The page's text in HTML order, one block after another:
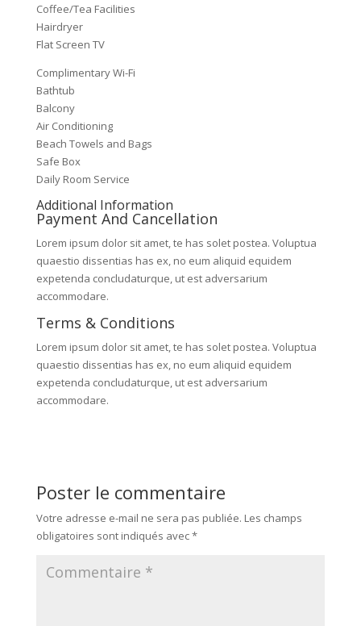
Coffee/Tea Facilities
Hairdryer
Flat Screen TV
Complimentary Wi-Fi
Bathtub
Balcony
Air Conditioning
Beach Towels and Bags
Safe Box
Daily Room Service
Additional Information
Payment And Cancellation
Lorem ipsum dolor sit amet, te has solet postea. Voluptua
quaestio dissentias has ex, no eum aliquid equidem
expetenda concludaturque, ut est adversarium
accommodare.
Terms & Conditions
Lorem ipsum dolor sit amet, te has solet postea. Voluptua
quaestio dissentias has ex, no eum aliquid equidem
expetenda concludaturque, ut est adversarium
accommodare.
Poster le commentaire
Votre adresse e-mail ne sera pas publiée. Les champs
obligatoires sont indiqués avec*